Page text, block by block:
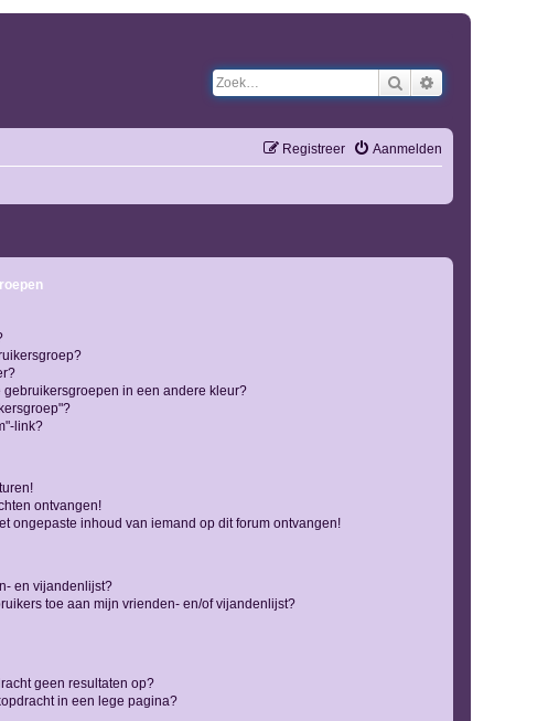
Zoek
Aanmelden
Registreer
in een andere kleur?
link?
ontvangen!
ongepaste inhoud van iemand op dit forum ontvangen!
en vijandenlijst?
toe aan mijn vrienden- en/of vijandenlijst?
geen resultaten op?
in een lege pagina?